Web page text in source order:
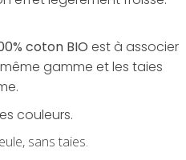
coton BIO est à associer
gamme et les taies
couleurs.
sans taies.